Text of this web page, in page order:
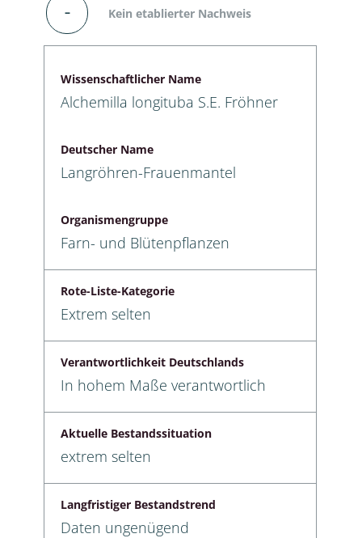
– Kein etablierter Nachweis
Wissenschaftlicher Name
Alchemilla longituba S.E. Fröhner
Deutscher Name
Langröhren-Frauenmantel
Organismengruppe
Farn- und Blütenpflanzen
Rote-Liste-Kategorie
Extrem selten
Verantwortlichkeit Deutschlands
In hohem Maße verantwortlich
Aktuelle Bestandssituation
extrem selten
Langfristiger Bestandstrend
Daten ungenügend